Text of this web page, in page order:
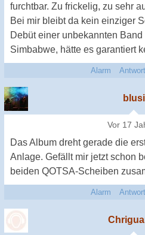
furchtbar. Zu frickelig, zu sehr
Bei mir bleibt da kein einziger
Debüt einer unbekannten
Simbabwe, hätte es garantiert
Alarm
blusi
Vor 17
Das Album dreht gerade die
Anlage. Gefällt mir jetzt schon
beiden QOTSA-Scheiben
Alarm